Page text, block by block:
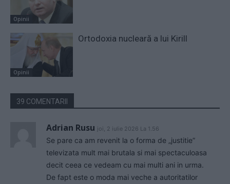
Opinii
Opinii
Ortodoxia nucleară a lui Kirill
39 COMENTARII
Adrian Rusu joi, 2 iulie 2026 La 1.56
Se pare ca am revenit la o forma de „justitie”
televizata mult mai brutala si mai spectaculoasa
decit ceea ce vedeam cu mai multi ani in urma.
De fapt este o moda mai veche a autoritatilor